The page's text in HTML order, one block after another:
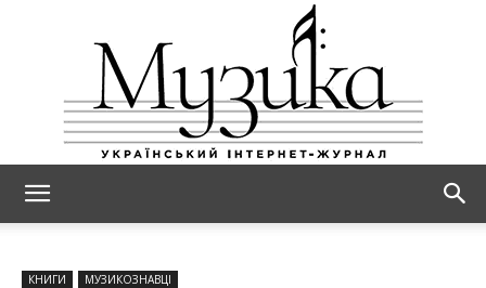
КНИГИ МУЗИКОЗНАВЦІ